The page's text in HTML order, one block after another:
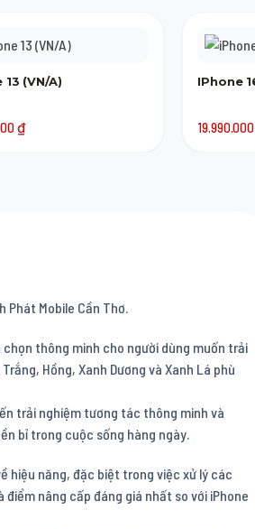
13 (VN/A)
₫
IPhone
Phát Mobile Cần Thơ.
chọn thông minh cho người dùng muốn trải
Hồng, Xanh Dương và Xanh Lá phù
trải nghiệm tương tác thông minh và
bỉ trong cuộc sống hàng ngày.
hiệu năng, đặc biệt trong việc xử lý các
nâng cấp đáng giá nhất so với iPhone